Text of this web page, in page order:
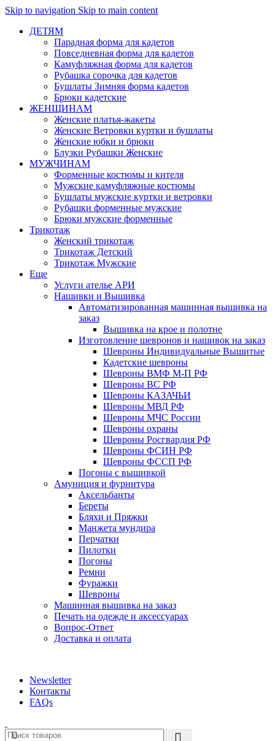
Skip to navigation Skip to main content
ДЕТЯМ
Парадная форма для кадетов
Повседневная форма для кадетов
Камуфляжная форма для кадетов
Рубашка сорочка для кадетов
Бушлаты Зимняя форма кадетов
Брюки кадетские
ЖЕНЩИНАМ
Женские платья-жакеты
Женские Ветровки куртки и бушлаты
Женские юбки и брюки
Блузки Рубашки Женские
МУЖЧИНАМ
Форменные костюмы и кителя
Мужские камуфляжные костюмы
Бушлаты мужские куртки и ветровки
Рубашки форменные мужские
Брюки мужские форменные
Трикотаж
Женский трикотаж
Трикотаж Детский
Трикотаж Мужские
Еще
Услуги ателье АРИ
Нашивки и Вышивка
Автоматизированная машинная вышивка на
заказ
Вышивка на крое и полотне
Изготовление шевронов и нашивок на заказ
Шевроны Индивидуальные Вышитые
Кадетские шевроны
Шевроны ВМФ М-П РФ
Шевроны ВС РФ
Шевроны КАЗАЧЬИ
Шевроны МВД РФ
Шевроны МЧС России
Шевроны охраны
Шевроны Росгвардия РФ
Шевроны ФСИН РФ
Шевроны ФССП РФ
Погоны с вышивкой
Амуниция и фурнитура
Аксельбанты
Береты
Бляхи и Пряжки
Манжета мундира
Перчатки
Пилотки
Погоны
Ремни
Фуражки
Шевроны
Машинная вышивка на заказ
Печать на одежде и аксессуарах
Вопрос-Ответ
Доставка и оплата
Newsletter
Контакты
FAQs